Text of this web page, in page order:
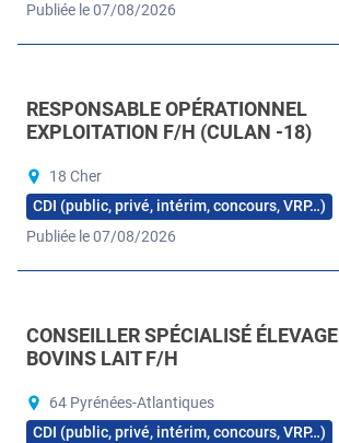
Publiée le 07/08/2026
RESPONSABLE OPÉRATIONNEL
EXPLOITATION F/H (CULAN -18)
18 Cher
CDI (public, privé, intérim, concours, VRP…)
Publiée le 07/08/2026
CONSEILLER SPÉCIALISÉ ÉLEVAGE
BOVINS LAIT F/H
64 Pyrénées-Atlantiques
CDI (public, privé, intérim, concours, VRP…)